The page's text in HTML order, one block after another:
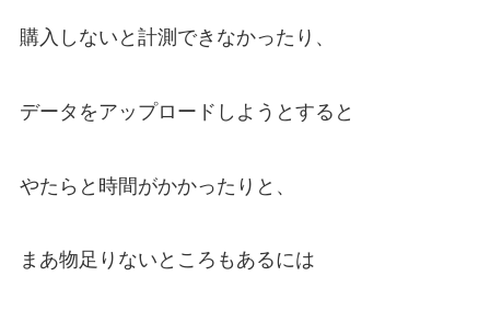
購入しないと計測できなかったり、
データをアップロードしようとすると
やたらと時間がかかったりと、
まあ物足りないところもあるには